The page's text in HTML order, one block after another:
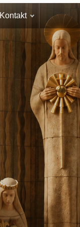
Kontakt